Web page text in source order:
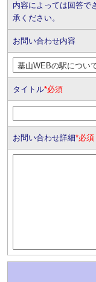
内容によっては回答で
承ください。
お問い合わせ内容
タイトル*必須
お問い合わせ詳細*必須